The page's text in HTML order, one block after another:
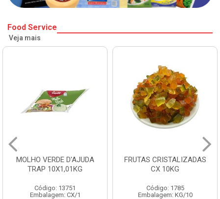
Food Service
Veja mais
MOLHO VERDE D'AJUDA
TRAP 10X1,01KG
Código: 13751
Embalagem: CX/1
FRUTAS CRISTALIZADAS
CX 10KG
Código: 1785
Embalagem: KG/10